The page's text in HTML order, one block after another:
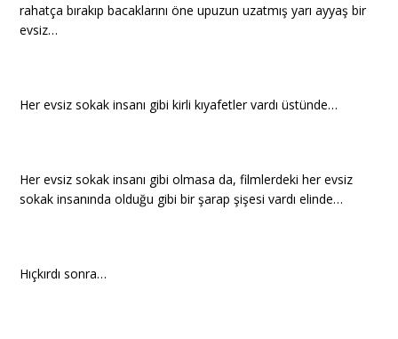
rahatça bırakıp bacaklarını öne upuzun uzatmış yarı ayyaş bir
evsiz…
Her evsiz sokak insanı gibi kirli kıyafetler vardı üstünde…
Her evsiz sokak insanı gibi olmasa da, filmlerdeki her evsiz
sokak insanında olduğu gibi bir şarap şişesi vardı elinde…
Hıçkırdı sonra…